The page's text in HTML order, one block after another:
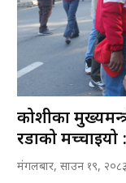
कोशीका
रडाको मच्चाइयो
मंगलबार, साउन १९, २०८३